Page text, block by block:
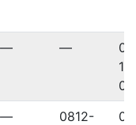
— —
—
0812-